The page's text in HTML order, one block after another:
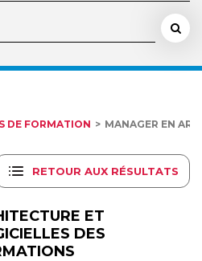
DE FORMATION MANAGER EN
RETOUR AUX RÉSULTATS
ET
DES